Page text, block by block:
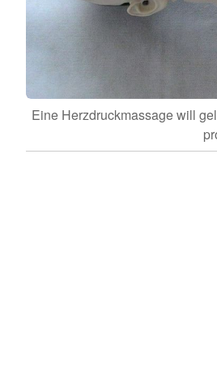
Eine Herzdruckmassage will